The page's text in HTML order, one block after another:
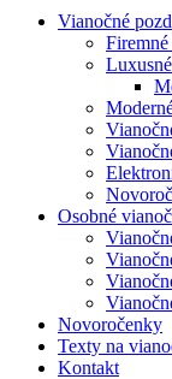
Vianočné
Osobné
Novoročenky
Texty na
Kontakt